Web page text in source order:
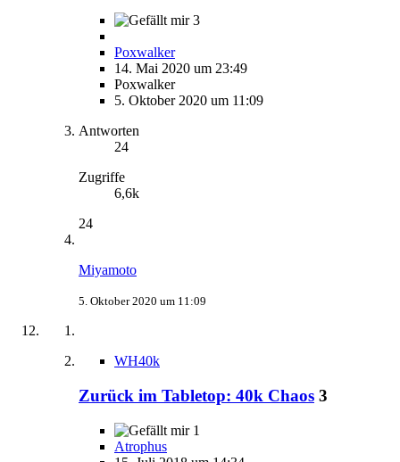
3
Poxwalker
14. Mai 2020 um 23:49
Poxwalker
5. Oktober 2020 um 11:09
Antworten
24
Zugriffe
6,6k
24
Miyamoto
5. Oktober 2020 um 11:09
WH40k
Zurück im Tabletop: 40k Chaos 3
1
Atrophus